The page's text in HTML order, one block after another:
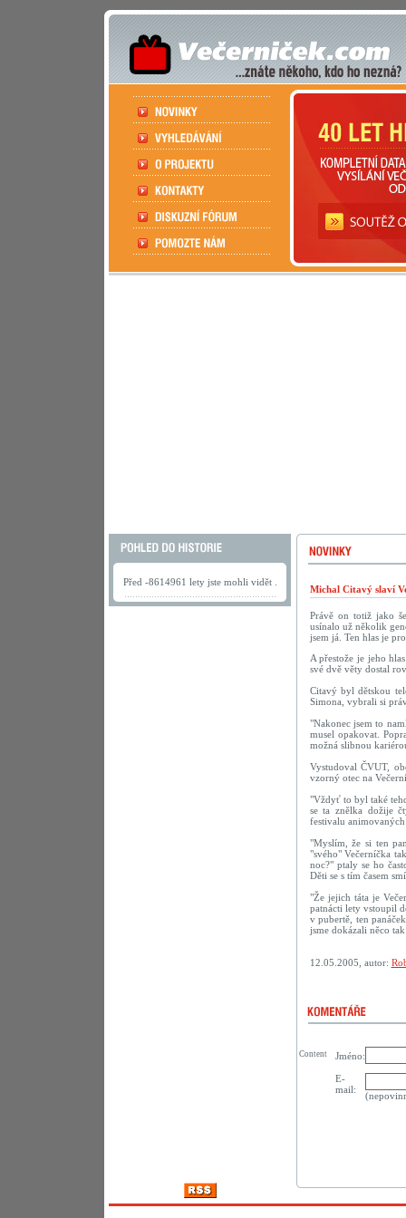
Před -8614961 lety jste mohli vidět .
Michal Citavý slaví
Právě on totiž jako
usínalo už několik
jsem já. Ten hlas je
A přestože je jeho
své dvě věty dostal
Citavý byl dětskou
Simona, vybrali si
"Nakonec jsem to
musel opakovat.
možná slibnou
Vystudoval ČVUT,
vzorný otec na
"Vždyť to byl také
se ta znělka dožije
festivalu
"Myslím, že si ten
"svého" Večerníčka
noc?" ptaly se ho
Děti se s tím časem
"Že jejich táta je
patnácti lety vstoupil
v pubertě, ten
jsme dokázali něco
12.05.2005, autor:
Jméno:
E-
mail:
Content